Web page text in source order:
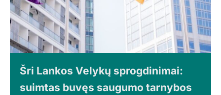
Šri Lankos Velykų sprogdinimai:
suimtas buvęs saugumo tarnybos